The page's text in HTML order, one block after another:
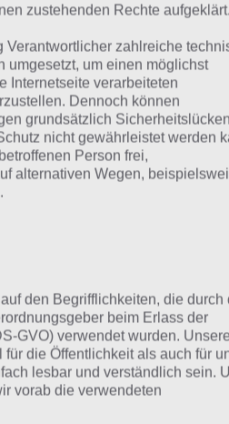
mit Agenten
man sich dann etwas durch
wird einem trotzdem nicht
bei James Bond World of
Top-Agenten finden,
besteht daraus Buttons
erhalten, um die Werte der
verbinden möchte, kann eine
World of
von James Bond
zustehenden Rechte aufgeklärt.
Verantwortlicher zahlreiche
umgesetzt, um einen möglichst
Internetseite verarbeiteten
Dennoch können
grundsätzlich Sicherheitslücken
nicht gewährleistet werden
Person frei,
alternativen Wegen,
den Begrifflichkeiten, die durch
beim Erlass der
GVO) verwendet wurden. Unsere
die Öffentlichkeit als auch für
lesbar und verständlich sein.
vorab die verwendeten